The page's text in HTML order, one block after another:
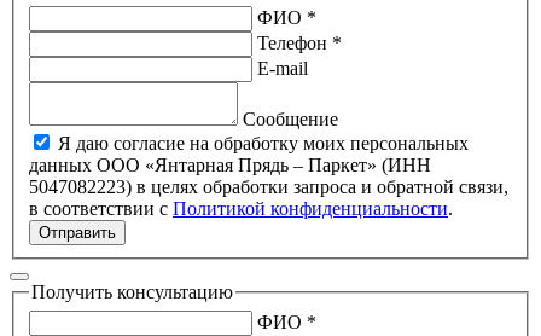
ФИО *
Телефон *
E-mail
Сообщение
Я даю согласие на обработку моих персональных
данных ООО «Янтарная Прядь – Паркет» (ИНН
5047082223) в целях обработки запроса и обратной связи,
в соответствии с Политикой конфиденциальности.
Отправить
Получить консультацию
ФИО *